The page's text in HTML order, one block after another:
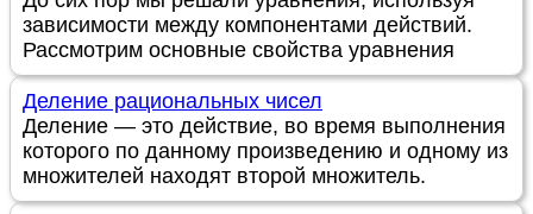
зависимости между компонентами действий.
Рассмотрим основные свойства уравнения
Деление рациональных чисел
Деление — это действие, во время выполнения
которого по данному произведению и одному из
множителей находят второй множитель.